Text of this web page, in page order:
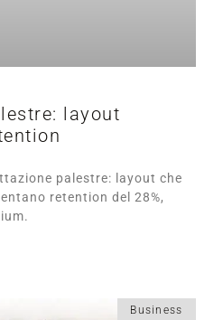
layout
palestre: layout che
retention del 28%,
Business